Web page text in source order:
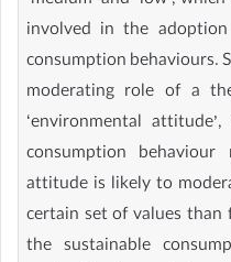
involved in the
consumption behaviours.
moderating role of a
‘environmental
consumption
attitude is likely to
certain set of values
the sustainable